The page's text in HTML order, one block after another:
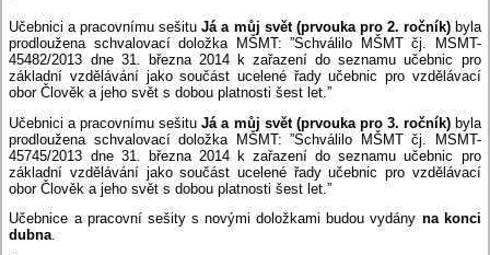
Učebnici a pracovnímu sešituJá a můj svět (prvouka pro 2. ročník)byla
prodloužena schvalovací doložka MŠMT: ”Schválilo MŠMT čj. MSMT-
45482/2013 dne 31. března 2014 k zařazení do seznamu učebnic pro
základní vzdělávání jako součást ucelené řady učebnic pro vzdělávací
obor Člověk a jeho svět s dobou platnosti šest let.”
Učebnici a pracovnímu sešituJá a můj svět (prvouka pro 3. ročník)byla
prodloužena schvalovací doložka MŠMT: ”Schválilo MŠMT čj. MSMT-
45745/2013 dne 31. března 2014 k zařazení do seznamu učebnic pro
základní vzdělávání jako součást ucelené řady učebnic pro vzdělávací
obor Člověk a jeho svět s dobou platnosti šest let.”
Učebnice a pracovní sešity s novými doložkami budou vydány na konci
dubna.